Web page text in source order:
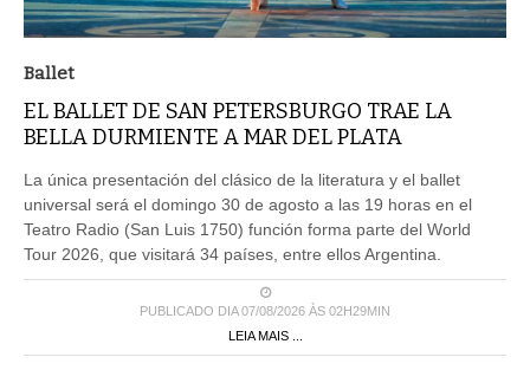
Ballet
EL BALLET DE SAN PETERSBURGO TRAE LA
BELLA DURMIENTE A MAR DEL PLATA
La única presentación del clásico de la literatura y el ballet
universal será el domingo 30 de agosto a las 19 horas en el
Teatro Radio (San Luis 1750) función forma parte del World
Tour 2026, que visitará 34 países, entre ellos Argentina.
PUBLICADO DIA 07/08/2026 ÀS 02H29MIN
LEIA MAIS ...